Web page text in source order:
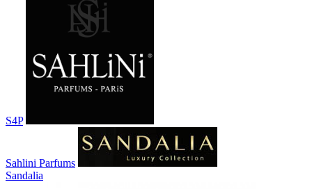
S4P
Sahlini Parfums
Sandalia